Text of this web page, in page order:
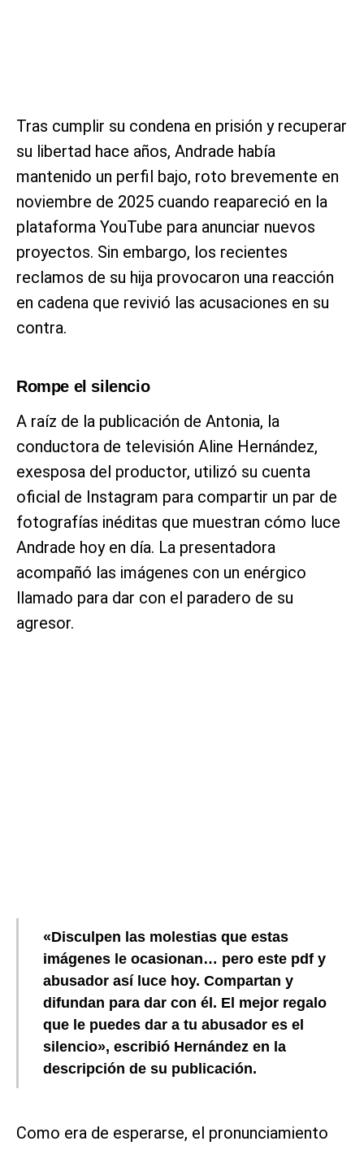
Tras cumplir su condena en prisión y recuperar
su libertad hace años, Andrade había
mantenido un perfil bajo, roto brevemente en
noviembre de 2025 cuando reapareció en la
plataforma YouTube para anunciar nuevos
proyectos. Sin embargo, los recientes
reclamos de su hija provocaron una reacción
en cadena que revivió las acusaciones en su
contra.
Rompe el silencio
A raíz de la publicación de Antonia, la
conductora de televisión Aline Hernández,
exesposa del productor, utilizó su cuenta
oficial de Instagram para compartir un par de
fotografías inéditas que muestran cómo luce
Andrade hoy en día. La presentadora
acompañó las imágenes con un enérgico
llamado para dar con el paradero de su
agresor.
«Disculpen las molestias que estas
imágenes le ocasionan… pero este pdf y
abusador así luce hoy. Compartan y
difundan para dar con él. El mejor regalo
que le puedes dar a tu abusador es el
silencio», escribió Hernández en la
descripción de su publicación.
Como era de esperarse, el pronunciamiento